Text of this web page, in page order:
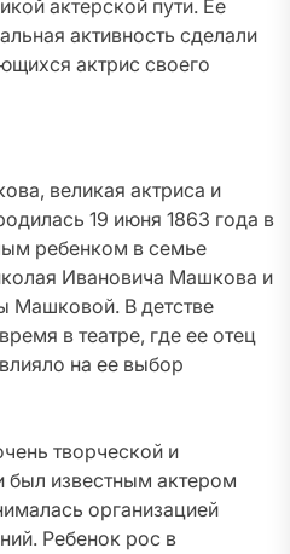
актерской пути. Ее
активность сделали
актрис своего
великая актриса и
19 июня 1863 года в
ребенком в семье
Ивановича Машкова и
Машковой. В детстве
в театре, где ее отец
на ее выбор
творческой и
был известным актером
организацией
Ребенок рос в